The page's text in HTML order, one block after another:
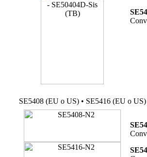
SE5408 (EU o US) • SE5416 (EU o US)